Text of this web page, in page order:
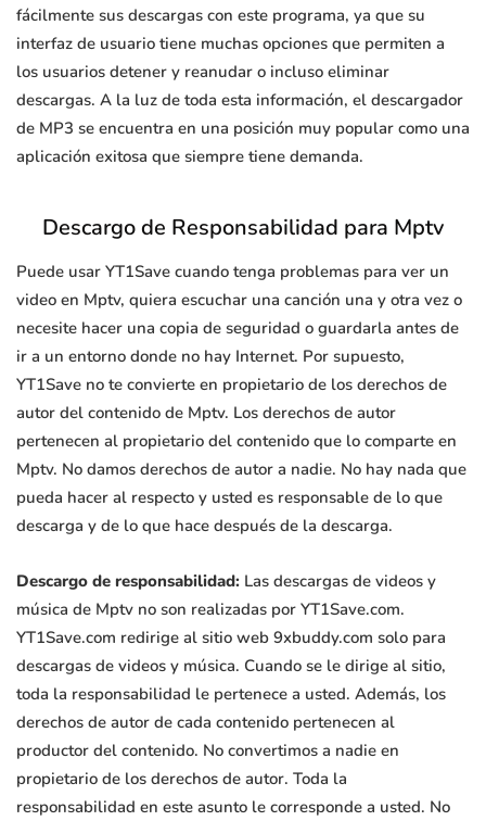
fácilmente sus descargas con este programa, ya que su
interfaz de usuario tiene muchas opciones que permiten a
los usuarios detener y reanudar o incluso eliminar
descargas. A la luz de toda esta información, el descargador
de MP3 se encuentra en una posición muy popular como una
aplicación exitosa que siempre tiene demanda.
Descargo de Responsabilidad para Mptv
Puede usar YT1Save cuando tenga problemas para ver un
video en Mptv, quiera escuchar una canción una y otra vez o
necesite hacer una copia de seguridad o guardarla antes de
ir a un entorno donde no hay Internet. Por supuesto,
YT1Save no te convierte en propietario de los derechos de
autor del contenido de Mptv. Los derechos de autor
pertenecen al propietario del contenido que lo comparte en
Mptv. No damos derechos de autor a nadie. No hay nada que
pueda hacer al respecto y usted es responsable de lo que
descarga y de lo que hace después de la descarga.
Descargo de responsabilidad: Las descargas de videos y
música de Mptv no son realizadas por YT1Save.com.
YT1Save.com redirige al sitio web 9xbuddy.com solo para
descargas de videos y música. Cuando se le dirige al sitio,
toda la responsabilidad le pertenece a usted. Además, los
derechos de autor de cada contenido pertenecen al
productor del contenido. No convertimos a nadie en
propietario de los derechos de autor. Toda la
responsabilidad en este asunto le corresponde a usted. No